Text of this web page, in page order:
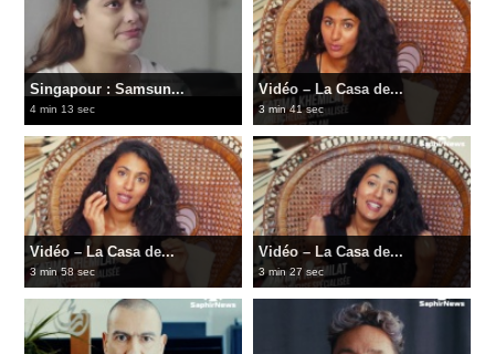
Singapour : Samsun...
4 min 13 sec
Vidéo – La Casa de...
3 min 41 sec
Vidéo – La Casa de...
3 min 58 sec
Vidéo – La Casa de...
3 min 27 sec